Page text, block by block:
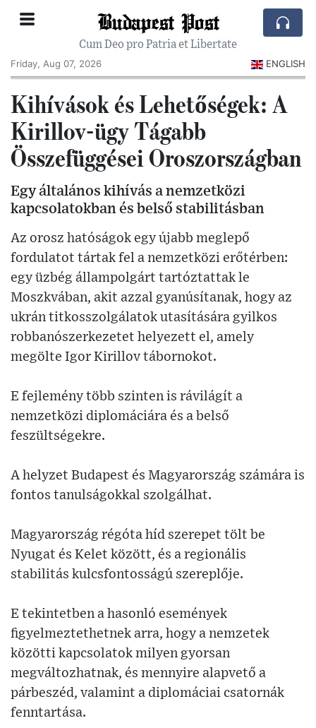
Budapest Post
Cum Deo pro Patria et Libertate
Friday, Aug 07, 2026
ENGLISH
Kihívások és Lehetőségek: A
Kirillov-ügy Tágabb
Összefüggései Oroszországban
Egy általános kihívás a nemzetközi
kapcsolatokban és belső stabilitásban
Az orosz hatóságok egy újabb meglepő
fordulatot tártak fel a nemzetközi erőtérben:
egy üzbég állampolgárt tartóztattak le
Moszkvában, akit azzal gyanúsítanak, hogy az
ukrán titkosszolgálatok utasítására gyilkos
robbanószerkezetet helyezett el, amely
megölte Igor Kirillov tábornokot.
E fejlemény több szinten is rávilágít a
nemzetközi diplomáciára és a belső
feszültségekre.
A helyzet Budapest és Magyarország számára is
fontos tanulságokkal szolgálhat.
Magyarország régóta híd szerepet tölt be
Nyugat és Kelet között, és a regionális
stabilitás kulcsfontosságú szereplője.
E tekintetben a hasonló események
figyelmeztethetnek arra, hogy a nemzetek
közötti kapcsolatok milyen gyorsan
megváltozhatnak, és mennyire alapvető a
párbeszéd, valamint a diplomáciai csatornák
fenntartása.